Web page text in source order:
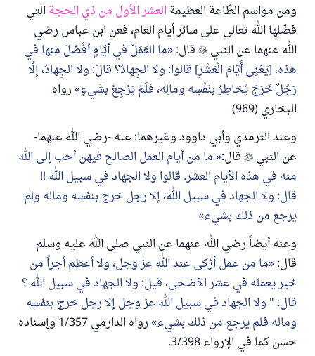
ومن مواسم الطّاعة العظيمةالعشر الأول من ذي الحجةالتي
فضّلها الله تعالى على سائر أيام العام، فعن ابن عباس رضي
الله عنهما عن النبيقال: ما العَمَلُ في أيَّامٍ أفْضَلَ منها في
هذه، [يَعْنِى أَيَّامَ الْعَشْرِ] قالوا: ولا الجِهادُ؟ قالَ: ولا الجِهادُ، إلَّا
رَجُلٌ خَرَجَ يُخاطِرُ بنَفْسِه ومالِه، فلَمْ يَرْجِعْ بشَيءٍ رواه
البخاري (969)
وعند الترمذي وأبي داوود وغيرهما: عنه -رضي الله عنهما-
عن النبيقال: ما من أيام العمل الصالح فيهن أحب إلى الله
منه في هذه الأيام العشر. قالوا ولا الجهاد في سبيل الله !!
قال: ولا الجهاد في سبيل الله، إلا رجل خرج بنفسه وماله ولم
يرجع من ذلك بشيء
وعنه أيضاً رضي الله عنهما عن النبي صلى الله عليه وسلم
قال: ما من عمل أزكى عند الله عز وجل، ولا أعظم أجراً من
خير يعمله في عشر الأضحى، قيل: ولا الجهاد في سبيل الله ؟
قال: " ولا الجهاد في سبيل الله عز وجل إلا رجل خرج بنفسه
وماله فلم يرجع من ذلك بشيء
رواه الدارمي 1/357 وإسناده
حسن كما في الإرواء 3/398.